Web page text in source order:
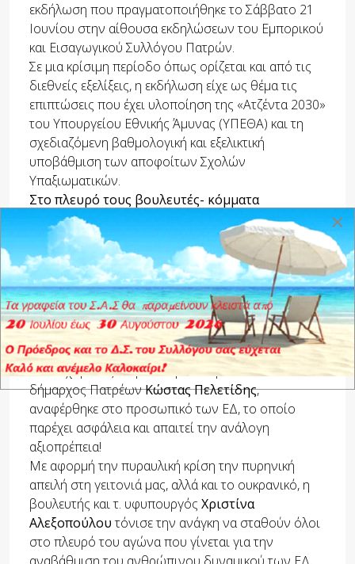
εκδήλωση που πραγματοποιήθηκε το Σάββατο 21
Ιουνίου στην αίθουσα εκδηλώσεων του Εμπορικού
και Εισαγωγικού Συλλόγου Πατρών.
Σε μια κρίσιμη περίοδο όπως ορίζεται και από τις
διεθνείς εξελίξεις, η εκδήλωση είχε ως θέμα τις
επιπτώσεις που έχει υλοποίηση της «Ατζέντα 2030»
του Υπουργείου Εθνικής Άμυνας (ΥΠΕΘΑ) και τη
σχεδιαζόμενη βαθμολογική και εξελικτική
υποβάθμιση των αποφοίτων Σχολών
Υπαξιωματικών.
Στο πλευρό τους βουλευτές- κόμματα
Πριν από την πολύ ενδιαφέρουσα ομιλία από τον
Σμήναρχο ε.α. Βασίλη Τσιλιγιάννη, Πρόεδρο του
Συντονιστικού Συμβουλίου των Συλλόγων
Αποφοίτων ΑΣΣΥ (Ανώτερες Στρατιωτικές Σχολές
Υπαξιωματικών), προηγήθηκαν παρεμβάσεις
βουλευτών και εκπροσώπων κομμάτων,
συμβάλλοντας μάλιστα σε μια πολύ γόνιμη
συζήτηση και διάλογο για τις Ένοπλες Δυνάμεις.
Υποδεχόμενος στην πόλη το σώμα των ΑΣΣΥ ο
δήμαρχος ΠατρέωνΚώστας Πελετίδης,
αναφέρθηκε στο προσωπικό των ΕΔ, το οποίο
παρέχει ασφάλεια και απαιτεί την ανάλογη
αξιοπρέπεια!
Με αφορμή την πυραυλική κρίση την πυρηνική
απειλή στη γειτονιά μας, αλλά και το ουκρανικό, η
βουλευτής και τ. υφυπουργός Χριστίνα
Αλεξοπούλουτόνισε την ανάγκη να σταθούν όλοι
στο πλευρό του αγώνα που γίνεται για την
×